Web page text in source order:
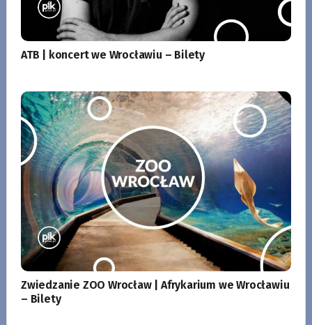
ATB | koncert we Wrocławiu – Bilety
Zwiedzanie ZOO Wrocław | Afrykarium we Wrocławiu
– Bilety